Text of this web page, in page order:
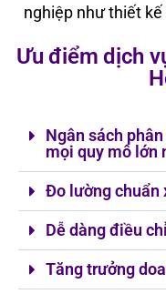
nghiệp như thiết kế
Ưu điểm dịch
Ngân sách
mọi quy mô lớn
Đo lường chuẩn
Dễ dàng điều
Tăng trưởng